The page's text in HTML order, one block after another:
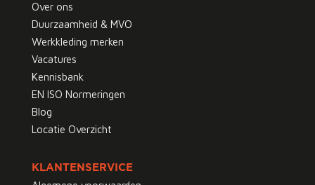
Over ons
Duurzaamheid & MVO
Werkkleding merken
Vacatures
Kennisbank
EN ISO Normeringen
Blog
Locatie Overzicht
KLANTENSERVICE